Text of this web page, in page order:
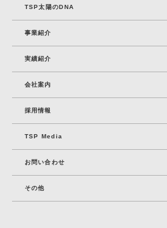
TSP太陽のDNA
事業紹介
実績紹介
会社案内
採⽤情報
TSP Media
お問い合わせ
その他